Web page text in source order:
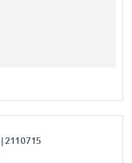
| 2110715